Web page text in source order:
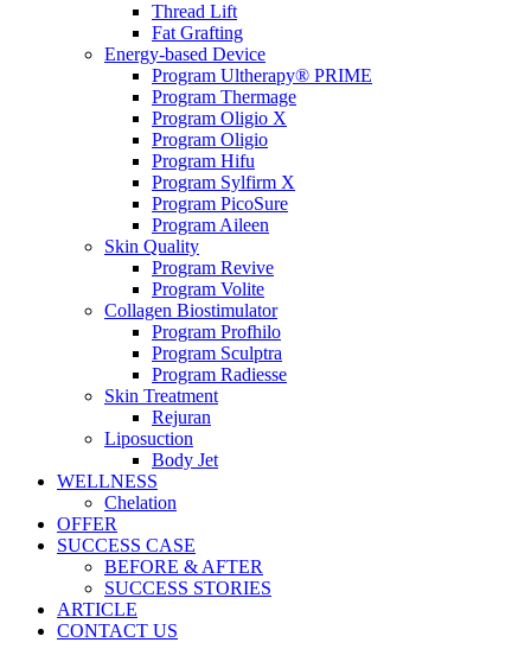
Thread Lift
Fat Grafting
Energy-based Device
Program Ultherapy® PRIME
Program Thermage
Program Oligio X
Program Oligio
Program Hifu
Program Sylfirm X
Program PicoSure
Program Aileen
Skin Quality
Program Revive
Program Volite
Collagen Biostimulator
Program Profhilo
Program Sculptra
Program Radiesse
Skin Treatment
Rejuran
Liposuction
Body Jet
WELLNESS
Chelation
OFFER
SUCCESS CASE
BEFORE & AFTER
SUCCESS STORIES
ARTICLE
CONTACT US